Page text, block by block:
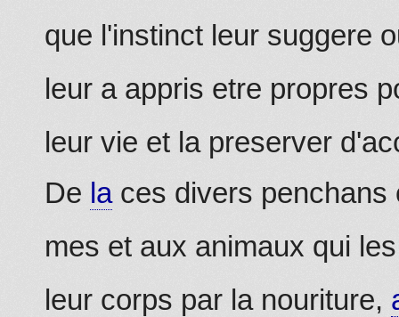
que l'instinct leur suggere
leur a appris etre propres
leur vie et la preserver
De laces divers penchans
mes et aux animaux qui
leur corps par la nouriture,